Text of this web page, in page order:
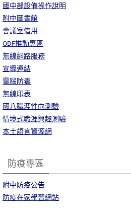
國中部設備操作說明
附中圖書館
會議室借用
ODF推動專區
無線網路服務
宣導連結
電腦防毒
無線印表
國八職涯性向測驗
情境式職涯興趣測驗
本土語言資源網
防疫專區
附中防疫公告
防疫在家學習網站